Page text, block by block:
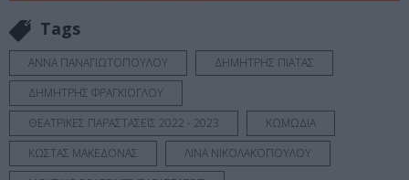
Tags
ΑΝΝΑ ΠΑΝΑΓΙΩΤΟΠΟΥΛΟΥ
ΔΗΜΗΤΡΗΣ ΠΙΑΤΑΣ
ΔΗΜΗΤΡΗΣ ΦΡΑΓΚΙΟΓΛΟΥ
ΘΕΑΤΡΙΚΕΣ ΠΑΡΑΣΤΑΣΕΙΣ 2022 - 2023
ΚΩΜΩΔΙΑ
ΚΩΣΤΑΣ ΜΑΚΕΔΟΝΑΣ
ΛΙΝΑ ΝΙΚΟΛΑΚΟΠΟΥΛΟΥ